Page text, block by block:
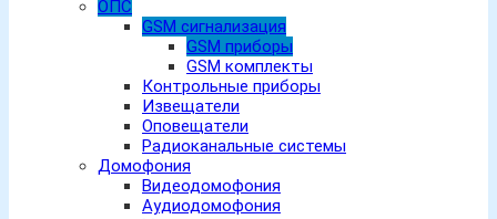
ОПС
GSM сигнализация
GSM приборы
GSM комплекты
Контрольные приборы
Извещатели
Оповещатели
Радиоканальные системы
Домофония
Видеодомофония
Аудиодомофония